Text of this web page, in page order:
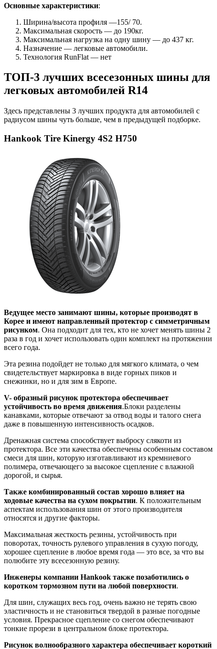
Основные характеристики:
Ширина/высота профиля —155/ 70.
Максимальная скорость — до 190кг.
Максимальная нагрузка на одну шину — до 437 кг.
Назначение — легковые автомобили.
Технология RunFlat — нет
ТОП-3 лучших всесезонных шины для
легковых автомобилей R14
Здесь представлены 3 лучших продукта для автомобилей с
радиусом шины чуть больше, чем в предыдущей подборке.
Hankook Tire Kinergy 4S2 H750
Ведущее место занимают шины, которые производят в
Корее и имеют направленный протектор с симметричным
рисунком. Она подходит для тех, кто не хочет менять шины 2
раза в год и хочет использовать один комплект на протяжении
всего года.
Эта резина подойдет не только для мягкого климата, о чем
свидетельствует маркировка в виде горных пиков и
снежинки, но и для зим в Европе.
V- образный рисунок протектора обеспечивает
устойчивость во время движения.Блоки разделены
канавками, которые отвечают за отвод воды и талого снега
даже в повышенную интенсивность осадков.
Дренажная система способствует выбросу слякоти из
протектора. Все эти качества обеспечены особенным составом
смеси для шин, которую изготавливают из кремниевого
полимера, отвечающего за высокое сцепление с влажной
дорогой, и сырья.
Также комбинированный состав хорошо влияет на
ходовые качества на сухом покрытии. К положительным
аспектам использования шин от этого производителя
относятся и другие факторы.
Максимальная жесткость резины, устойчивость при
поворотах, точность рулевого управления в сухую погоду,
хорошее сцепление в любое время года — это все, за что вы
полюбите эту всесезонную резину.
Инженеры компании Hankook также позаботились о
коротком тормозном пути на любой поверхности.
Для шин, служащих весь год, очень важно не терять свою
эластичность и не становиться твердой в разные погодные
условия. Прекрасное сцепление со снегом обеспечивают
тонкие прорези в центральном блоке протектора.
Рисунок волнообразного характера обеспечивает короткий